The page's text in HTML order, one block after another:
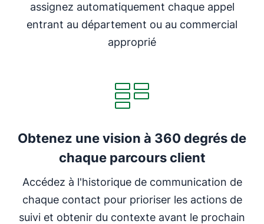
assignez automatiquement chaque appel
entrant au département ou au commercial
approprié
Obtenez une vision à 360 degrés de
chaque parcours client
Accédez à l'historique de communication de
chaque contact pour prioriser les actions de
suivi et obtenir du contexte avant le prochain